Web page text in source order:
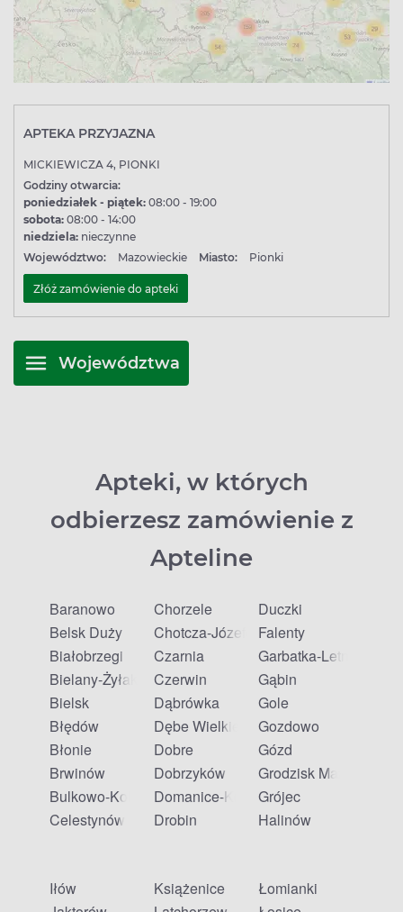
APTEKA PRZYJAZNA
MICKIEWICZA 4, PIONKI
Godziny otwarcia:
poniedziałek - piątek: 08:00 - 19:00
sobota: 08:00 - 14:00
niedziela: nieczynne
Województwo:
Mazowieckie Miasto: Pionki
Złóż zamówienie do apteki
Województwa
Apteki, w których
odbierzesz zamówienie z
Apteline
Baranowo
Belsk Duży
Białobrzegi
Bielany-Żyłaki
Bielsk
Błędów
Błonie
Brwinów
Bulkowo-Kolonia
Celestynów
Chorzele
Chotcza-Józefów
Czarnia
Czerwin
Dąbrówka
Dębe Wielkie
Dobre
Dobrzyków
Domanice-Kolonia
Drobin
Duczki
Falenty
Garbatka-Letnisko
Gąbin
Gole
Gozdowo
Gózd
Grodzisk Mazowiecki
Grójec
Halinów
Iłów
Książenice
Łomianki